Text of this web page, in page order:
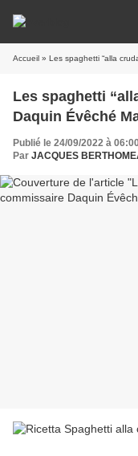
Accueil » Les spaghetti “alla
Les spaghetti
Daquin Évêché
Publié le 24/09/2022 à
Par JACQUES